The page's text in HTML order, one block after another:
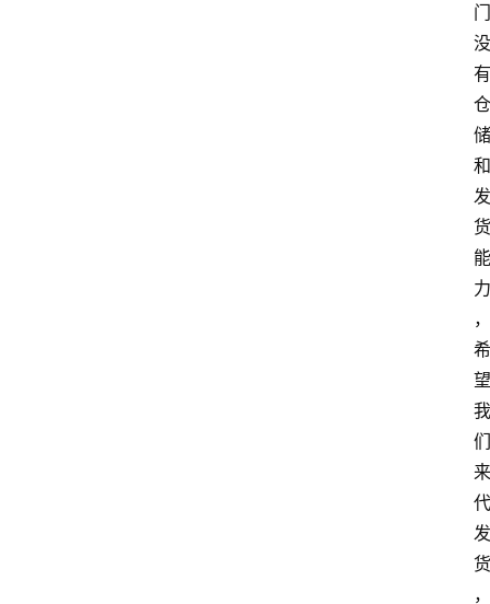
门
没
有
仓
储
和
发
货
能
力
，
希
望
我
们
来
代
发
货
，